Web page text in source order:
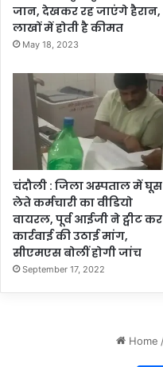
जान, देखकर रह जाएंगे हैरान,
लाखों में होती है कीमत
May 18, 2023
चंदौली : जिला अस्पताल में घूस
लेते कर्मचारी का वीडियो
वायरल, पूर्व आईजी ने ट्वीट कर
कार्रवाई की उठाई मांग,
सीएमएस बोलीं होगी जांच
September 17, 2022